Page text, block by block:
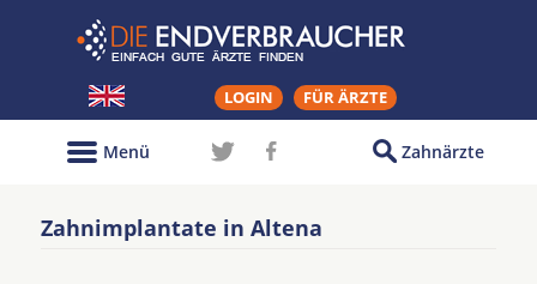
LOGIN FÜR ÄRZTE
Zahnärzte
Menü
Zahnimplantate in Altena